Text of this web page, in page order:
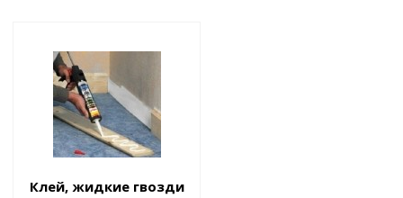
Клей, жидкие гвозди